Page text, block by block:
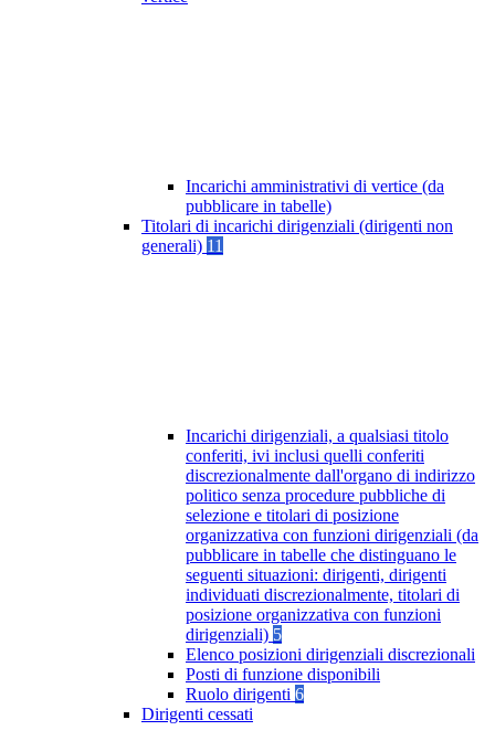
Incarichi amministrativi di vertice (da
pubblicare in tabelle)
Titolari di incarichi dirigenziali (dirigenti non
generali) 11
Incarichi dirigenziali, a qualsiasi titolo
conferiti, ivi inclusi quelli conferiti
discrezionalmente dall'organo di indirizzo
politico senza procedure pubbliche di
selezione e titolari di posizione
organizzativa con funzioni dirigenziali (da
pubblicare in tabelle che distinguano le
seguenti situazioni: dirigenti, dirigenti
individuati discrezionalmente, titolari di
posizione organizzativa con funzioni
dirigenziali) 5
Elenco posizioni dirigenziali discrezionali
Posti di funzione disponibili
Ruolo dirigenti 6
Dirigenti cessati